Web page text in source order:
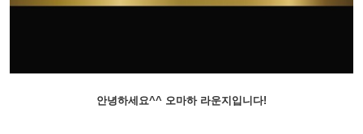
안녕하세요^^ 오마하 라운지입니다!